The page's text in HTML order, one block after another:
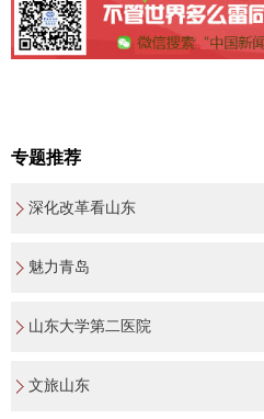
专题推荐
深化改革看山东
魅力青岛
山东大学第二医院
文旅山东